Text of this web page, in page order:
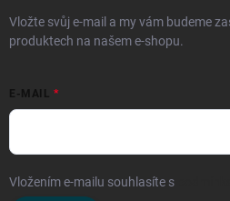
Vložte svůj e-mail a my vám budeme
produktech na našem e-shopu.
E-MAIL
Vložením e-mailu souhlasíte s